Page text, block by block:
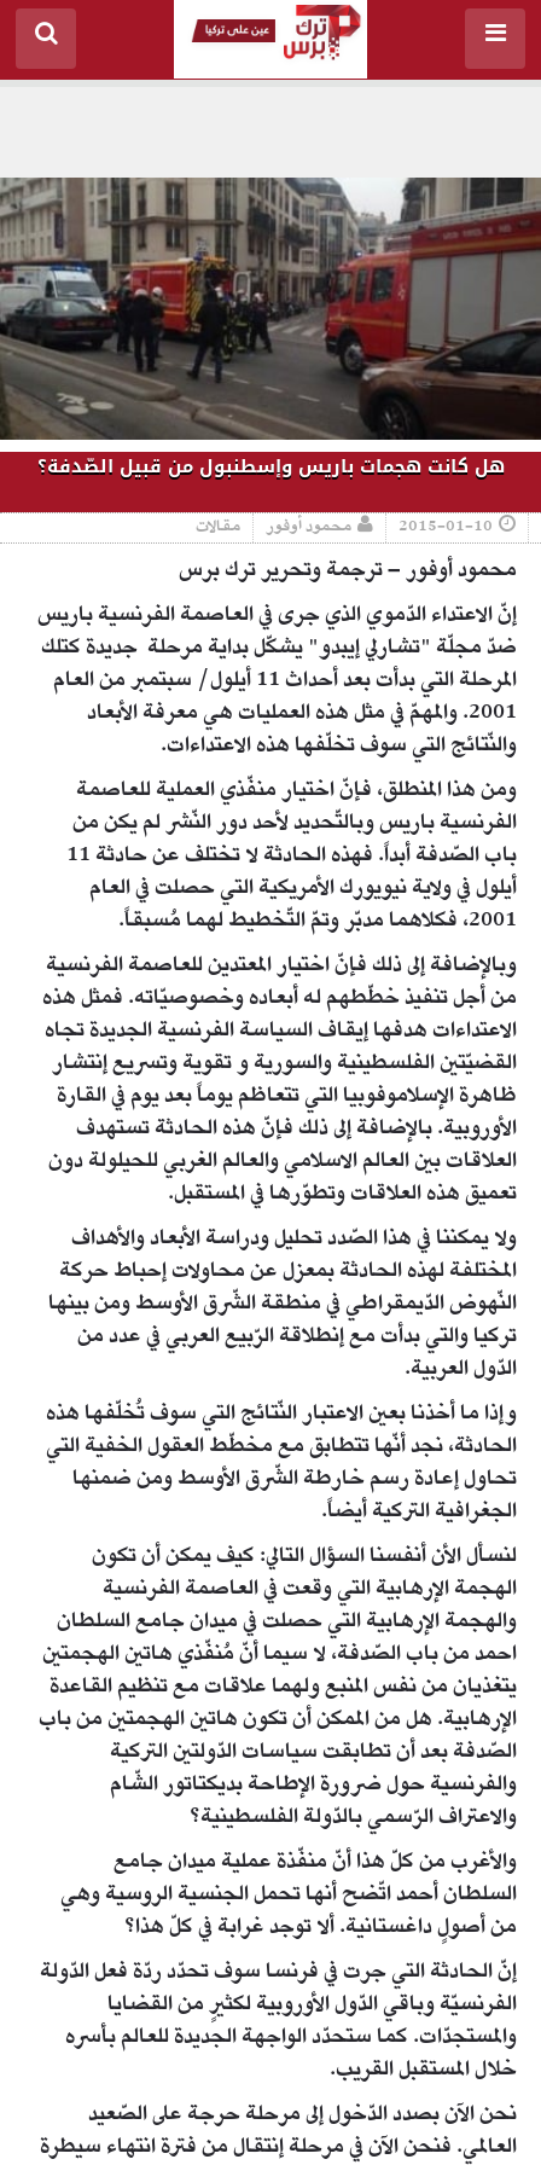
هل كانت هجمات باريس وإسطنبول من قبيل الصّدفة؟
2015-01-10 محمود أوفور مقالات
محمود أوفور – ترجمة وتحرير ترك برس
إنّ الاعتداء الدّموي الذي جرى في العاصمة الفرنسية باريس
ضدّ مجلّة "تشارلي إيبدو" يشكّل بداية مرحلة جديدة كتلك
المرحلة التي بدأت بعد أحداث 11 أيلول/ سبتمبر من العام
2001. والمهمّ في مثل هذه العمليات هي معرفة الأبعاد
والنّتائج التي سوف تخلّفها هذه الاعتداءات.
ومن هذا المنطلق، فإنّ اختيار منفّذي العملية للعاصمة
الفرنسية باريس وبالتّحديد لأحد دور النّشر لم يكن من
باب الصّدفة أبداً. فهذه الحادثة لا تختلف عن حادثة 11
أيلول في ولاية نيويورك الأمريكية التي حصلت في العام
2001، فكلاهما مدبّر وتمّ التّخطيط لهما مُسبقاً.
وبالإضافة إلى ذلك فإنّ اختيار المعتدين للعاصمة الفرنسية
من أجل تنفيذ خطّطهم له أبعاده وخصوصيّاته. فمثل هذه
الاعتداءات هدفها إيقاف السياسة الفرنسية الجديدة تجاه
القضيّتين الفلسطينية والسورية و تقوية وتسريع إنتشار
ظاهرة الإسلاموفوبيا التي تتعاظم يوماً بعد يوم في القارة
الأوروبية. بالإضافة إلى ذلك فإنّ هذه الحادثة تستهدف
العلاقات بين العالم الاسلامي والعالم الغربي للحيلولة دون
تعميق هذه العلاقات وتطوّرها في المستقبل.
ولا يمكننا في هذا الصّدد تحليل ودراسة الأبعاد والأهداف
المختلفة لهذه الحادثة بمعزل عن محاولات إحباط حركة
النّهوض الدّيمقراطي في منطقة الشّرق الأوسط ومن بينها
تركيا والتي بدأت مع إنطلاقة الرّبيع العربي في عدد من
الدّول العربية.
وإذا ما أخذنا بعين الاعتبار النّتائج التي سوف تُخلّفها هذه
الحادثة، نجد أنّها تتطابق مع مخطّط العقول الخفية التي
تحاول إعادة رسم خارطة الشّرق الأوسط ومن ضمنها
الجغرافية التركية أيضاً.
لنسأل الأن أنفسنا السؤال التالي: كيف يمكن أن تكون
الهجمة الإرهابية التي وقعت في العاصمة الفرنسية
والهجمة الإرهابية التي حصلت في ميدان جامع السلطان
احمد من باب الصّدفة، لا سيما أنّ مُنفّذي هاتين الهجمتين
يتغذيان من نفس المنبع ولهما علاقات مع تنظيم القاعدة
الإرهابية. هل من الممكن أن تكون هاتين الهجمتين من باب
الصّدفة بعد أن تطابقت سياسات الدّولتين التركية
والفرنسية حول ضرورة الإطاحة بديكتاتور الشّام
والاعتراف الرّسمي بالدّولة الفلسطينية؟
والأغرب من كلّ هذا أنّ منفّذة عملية ميدان جامع
السلطان أحمد اتّضح أنها تحمل الجنسية الروسية وهي
من أصولٍ داغستانية. ألا توجد غرابة في كلّ هذا؟
إنّ الحادثة التي جرت في فرنسا سوف تحدّد ردّة فعل الدّولة
الفرنسيّة وباقي الدّول الأوروبية لكثيرٍ من القضايا
والمستجدّات. كما ستحدّد الواجهة الجديدة للعالم بأسره
خلال المستقبل القريب.
نحن الآن بصدد الدّخول إلى مرحلة حرجة على الصّعيد
العالمي. فنحن الآن في مرحلة إنتقال من فترة انتهاء سيطرة